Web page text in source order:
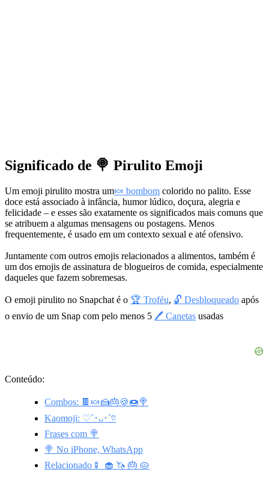
Significado de 🍭 Pirulito Emoji
Um emoji pirulito mostra um🍬 bombom colorido no palito. Esse
doce está associado à infância, humor lúdico, doçura, alegria e
felicidade – e esses são exatamente os significados mais comuns que
se atribuem a algumas mensagens ou postagens. Menos
frequentemente, é usado em um contexto sexual e até ofensivo.
Juntamente com outros emojis relacionados a alimentos, também é
um dos emojis de assinatura de blogueiros de comida, especialmente
daqueles que fazem sobremesas.
O emoji pirulito no Snapchat é o 🏆 Troféu, 🔓 Desbloqueado após
o envio de um Snap com pelo menos 5 🖊 Canetas usadas
Conteúdo:
Combos: 🍫🍬🍰🎂🍪🍩🍭
Kaomoji: ♡´･ᴗ･`♡
Frases com 🍭
🍭 No iPhone, WhatsApp
Relacionado🍢 🧁 🦄 🎂 🥧